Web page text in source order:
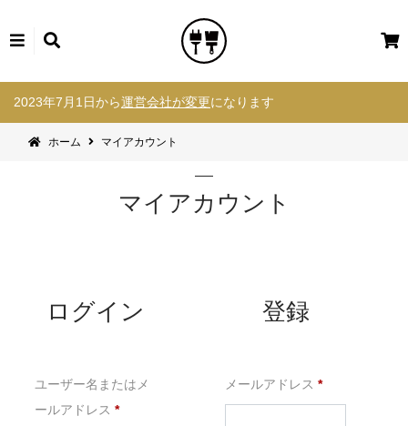
カ
2023年7月1日から運営会社が変更になります
ホーム マイアカウント
マイアカウント
ログイン
ユーザー名またはメ
ールアドレス *必
登録
メールアドレス *必
須